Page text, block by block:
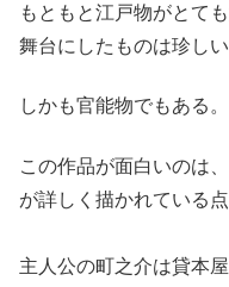
もともと江戸物がとて
舞台にしたものは珍しい
しかも官能物でもある。
この作品が面白いのは
が詳しく描かれている点
主人公の町之介は貸本